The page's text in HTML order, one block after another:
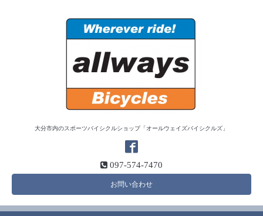
大分市内のスポーツバイシクルショップ「オールウェイズバイシクルズ」
097-574-7470
お問い合わせ